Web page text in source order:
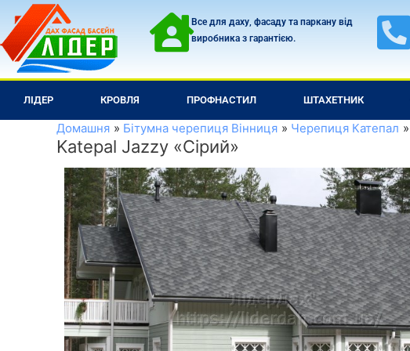
Перейти
вмісту
Все для даху, фасаду та паркану від
виробника з гарантією.
ЛІДЕР КРОВЛЯ ПРОФНАСТИЛ ШТАХЕТНИК
Домашня Бітумна черепиця Вінниця Черепиця Катепал
Katepal Jazzy «Сірий»